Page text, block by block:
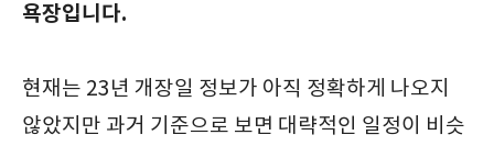
욕장입니다.
현재는 23년 개장일 정보가 아직 정확하게 나오지
않았지만 과거 기준으로 보면 대략적인 일정이 비슷